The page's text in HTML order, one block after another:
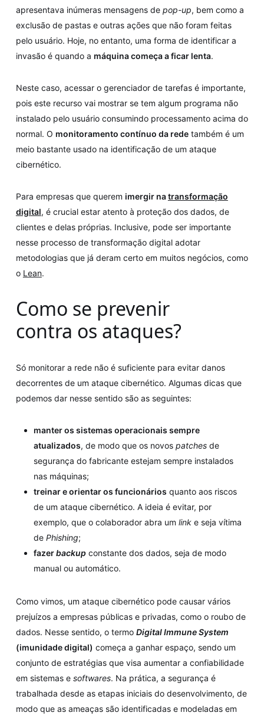
apresentava inúmeras mensagens de pop-up, bem como a
exclusão de pastas e outras ações que não foram feitas
pelo usuário. Hoje, no entanto, uma forma de identificar a
invasão é quando a máquina começa a ficar lenta.
Neste caso, acessar o gerenciador de tarefas é importante,
pois este recurso vai mostrar se tem algum programa não
instalado pelo usuário consumindo processamento acima do
normal. O monitoramento contínuo da redetambém é um
meio bastante usado na identificação de um ataque
cibernético.
Para empresas que querem imergir natransformação
digital, é crucial estar atento à proteção dos dados, de
clientes e delas próprias. Inclusive, pode ser importante
nesse processo de transformação digital adotar
metodologias que já deram certo em muitos negócios, como
o Lean.
Como se prevenir
contra os ataques?
Só monitorar a rede não é suficiente para evitar danos
decorrentes de um ataque cibernético. Algumas dicas que
podemos dar nesse sentido são as seguintes:
manter os sistemas operacionais sempre
atualizados, de modo que os novos patches de
segurança do fabricante estejam sempre instalados
nas máquinas;
treinar e orientar os funcionários quanto aos riscos
de um ataque cibernético. A ideia é evitar, por
exemplo, que o colaborador abra um link e seja vítima
de Phishing;
fazerbackupconstante dos dados, seja de modo
manual ou automático.
Como vimos, um ataque cibernético pode causar vários
prejuízos a empresas públicas e privadas, como o roubo de
dados. Nesse sentido, o termo Digital Immune System
(imunidade digital) começa a ganhar espaço, sendo um
conjunto de estratégias que visa aumentar a confiabilidade
em sistemas e softwares. Na prática, a segurança é
trabalhada desde as etapas iniciais do desenvolvimento, de
modo que as ameaças são identificadas e modeladas em